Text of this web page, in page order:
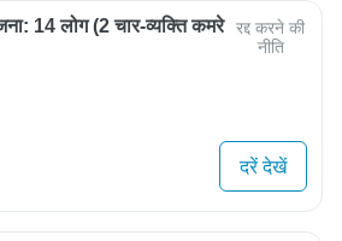
14 लोग (2 चार-व्यक्ति कमरे
रद्द करने की
नीति
दरें देखें